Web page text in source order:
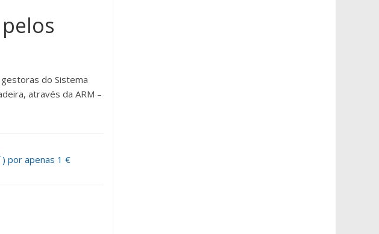
do Sistema
através da ARM –
por apenas 1 €